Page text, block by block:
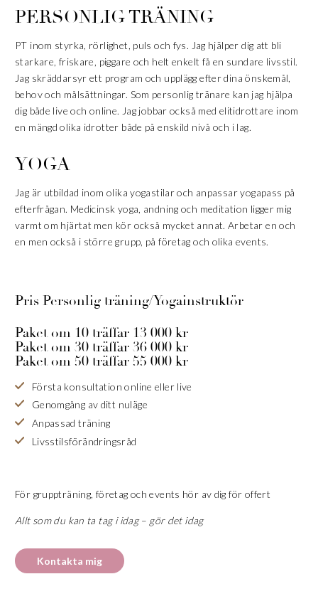
PERSONLIG TRÄNING
PT inom styrka, rörlighet, puls och fys. Jag hjälper dig att bli
starkare, friskare, piggare och helt enkelt få en sundare livsstil.
Jag skräddarsyr ett program och upplägg efter dina önskemål,
behov och målsättningar. Som personlig tränare kan jag hjälpa
dig både live och online. Jag jobbar också med elitidrottare inom
en mängd olika idrotter både på enskild nivå och i lag.
YOGA
Jag är utbildad inom olika yogastilar och anpassar yogapass på
efterfrågan. Medicinsk yoga, andning och meditation ligger mig
varmt om hjärtat men kör också mycket annat. Arbetar en och
en men också i större grupp, på företag och olika events.
Pris Personlig träning/Yogainstruktör
Paket om 10 träffar 13 000 kr
Paket om 30 träffar 36 000 kr
Paket om 50 träffar 55 000 kr
Första konsultation online eller live
Genomgång av ditt nuläge
Anpassad träning
Livsstilsförändringsråd
För gruppträning, företag och events hör av dig för offert
Allt som du kan ta tag i idag – gör det idag
Kontakta mig